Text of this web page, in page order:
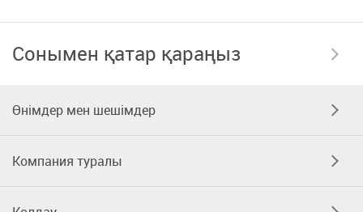
Сонымен қатар қараңыз
Өнімдер мен шешімдер
Компания туралы